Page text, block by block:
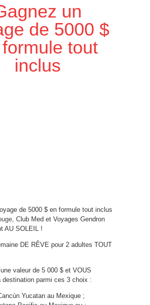
un
de 5000 $
tout
inclus
de 5000 $ en formule tout inclus
, Club Med et Voyages Gendron
AU SOLEIL !
DE RÊVE pour 2 adultes TOUT
valeur de 5 000 $ et VOUS
parmi ces 3 choix :
Yucatan au Mexique ;